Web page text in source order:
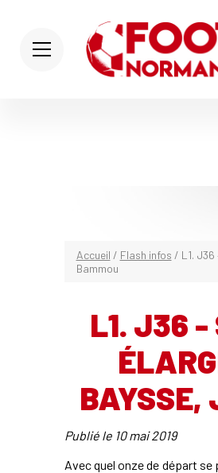
Accueil / Flash infos / L1.
Bammou
L1. J36 -
BAYSSE,
Publié le 10 mai 2019
Avec quel onze de départ